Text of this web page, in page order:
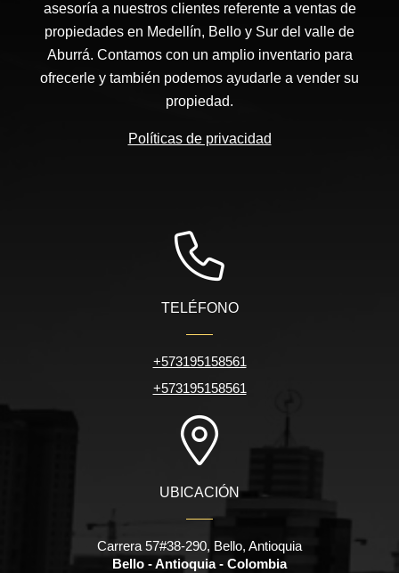
asesoría a nuestros clientes referente a ventas de
propiedades en Medellín, Bello y Sur del valle de
Aburrá. Contamos con un amplio inventario para
ofrecerle y también podemos ayudarle a vender su
propiedad.
Políticas de privacidad
TELÉFONO
+573195158561
+573195158561
UBICACIÓN
Carrera 57#38-290, Bello, Antioquia
Bello - Antioquia - Colombia